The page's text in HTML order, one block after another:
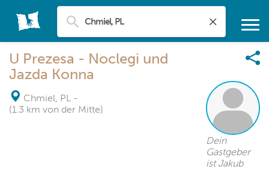
U Prezesa - Noclegi und
Jazda Konna
Chmiel, PL -
(1.3 km von der Mitte)
Dein
Gastgeber
ist Jakub